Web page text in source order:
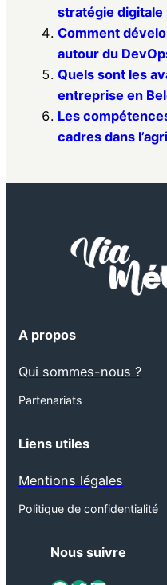
stratégie
Comment
autour du
Quels sont les
entreprise en
Les
cadres dans
A propos
Qui sommes-nous ?
Partenariats
Liens utiles
Mentions légales
Politique de confidentialité
Nous suivre